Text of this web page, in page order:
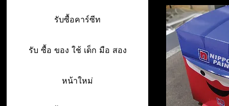
รับซื้อคาร์ซีท
รับ ซื้อ ของ ใช้ เด็ก มือ สอง
หน้าใหม่